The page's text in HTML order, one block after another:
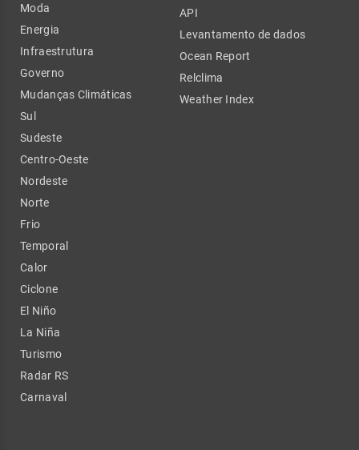
Moda
Energia
Infraestrutura
Governo
Mudanças Climáticas
Sul
Sudeste
Centro-Oeste
Nordeste
Norte
Frio
Temporal
Calor
Ciclone
El Niño
La Niña
Turismo
Radar RS
Carnaval
API
Levantamento de dados
Ocean Report
Relclima
Weather Index